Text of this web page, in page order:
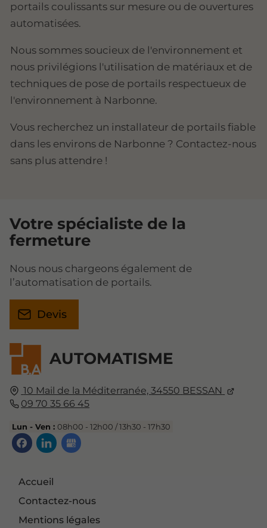
portails coulissants sur mesure ou de ouvertures
automatisées.
Nous sommes soucieux de l'environnement et
nous privilégions l'utilisation de matériaux et de
techniques de pose de portails respectueux de
l'environnement à Narbonne.
Vous recherchez un installateur de portails fiable
dans les environs de Narbonne ? Contactez-nous
sans plus attendre !
AUTOMATISME
10 Mail de la Méditerranée,34550 BESSAN
09 70 35 66 45
Lun - Ven :08h00 - 12h00 / 13h30 - 17h30
Accueil
Contactez-nous
Mentions légales
Votre spécialiste de la
fermeture
Nous nous chargeons également de
l’automatisation de portails.
Devis